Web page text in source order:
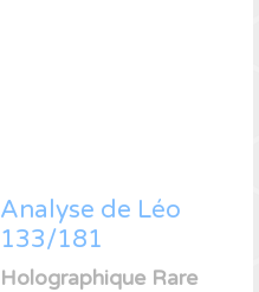
Analyse de Léo
133/181
Holographique Rare